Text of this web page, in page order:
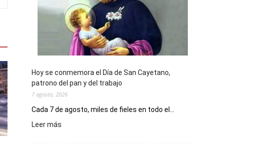
Hoy se conmemora el Día de San Cayetano,
patrono del pan y del trabajo
7 agosto, 2026
Cada 7 de agosto, miles de fieles en todo el...
Leer más